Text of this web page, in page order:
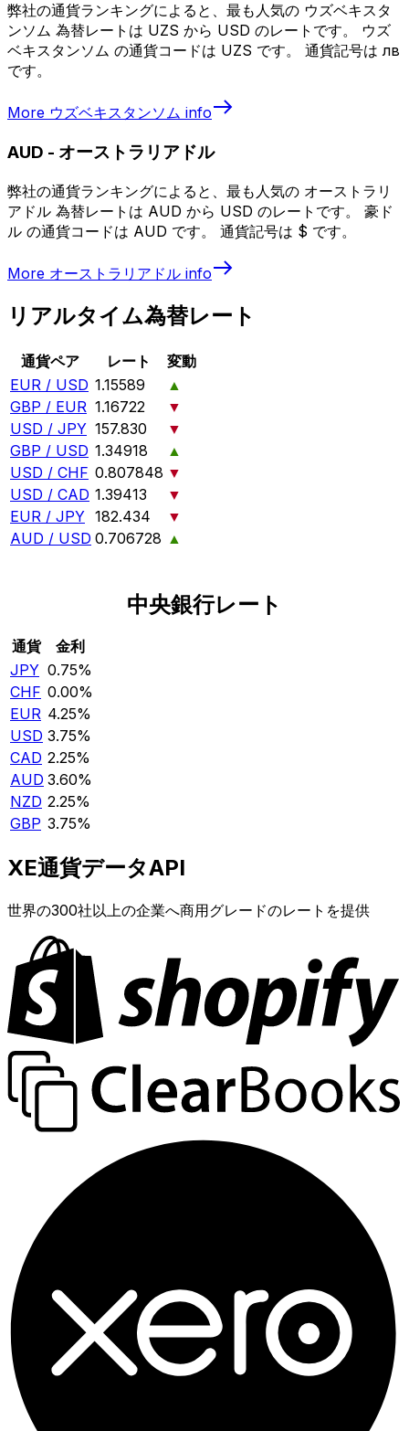
弊社の通貨ランキングによると、最も人気の ウズベキスタ
ンソム 為替レートは UZS から USD のレートです。 ウズ
ベキスタンソム の通貨コードは UZS です。 通貨記号は лв
です。
More ウズベキスタンソム info
AUD - オーストラリアドル
弊社の通貨ランキングによると、最も人気の オーストラリ
アドル 為替レートは AUD から USD のレートです。 豪ド
ル の通貨コードは AUD です。 通貨記号は $ です。
More オーストラリアドル info
リアルタイム為替レート
通貨ペア レート
変動
EUR / USD 1.15589
▲
GBP / EUR 1.16722
▼
USD / JPY 157.830
▼
GBP / USD 1.34918
▲
USD / CHF 0.807848 ▼
USD / CAD 1.39413
▼
EUR / JPY 182.434
▼
AUD / USD 0.706728 ▲
中央銀行レート
通貨
金利
JPY 0.75%
CHF 0.00%
EUR 4.25%
USD 3.75%
CAD 2.25%
AUD 3.60%
NZD 2.25%
GBP 3.75%
XE通貨データAPI
世界の300社以上の企業へ商用グレードのレートを提供